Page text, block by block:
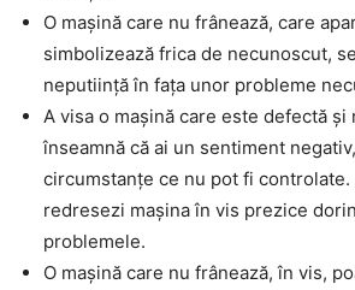
O mașină care nu frânează, care
simbolizează frica de necunoscut,
neputiință în fața unor probleme
A visa o mașină care este defectă și
înseamnă că ai un sentiment
circumstanțe ce nu pot fi controlate.
redresezi mașina în vis prezice
problemele.
O mașină care nu frânează, în vis,